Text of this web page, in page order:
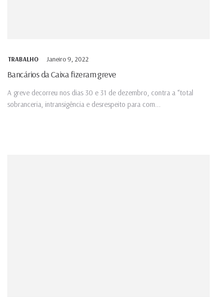
TRABALHO Janeiro 9, 2022
Bancários da Caixa fizeram greve
A greve decorreu nos dias 30 e 31 de dezembro, contra a “total
sobranceria, intransigência e desrespeito para com...